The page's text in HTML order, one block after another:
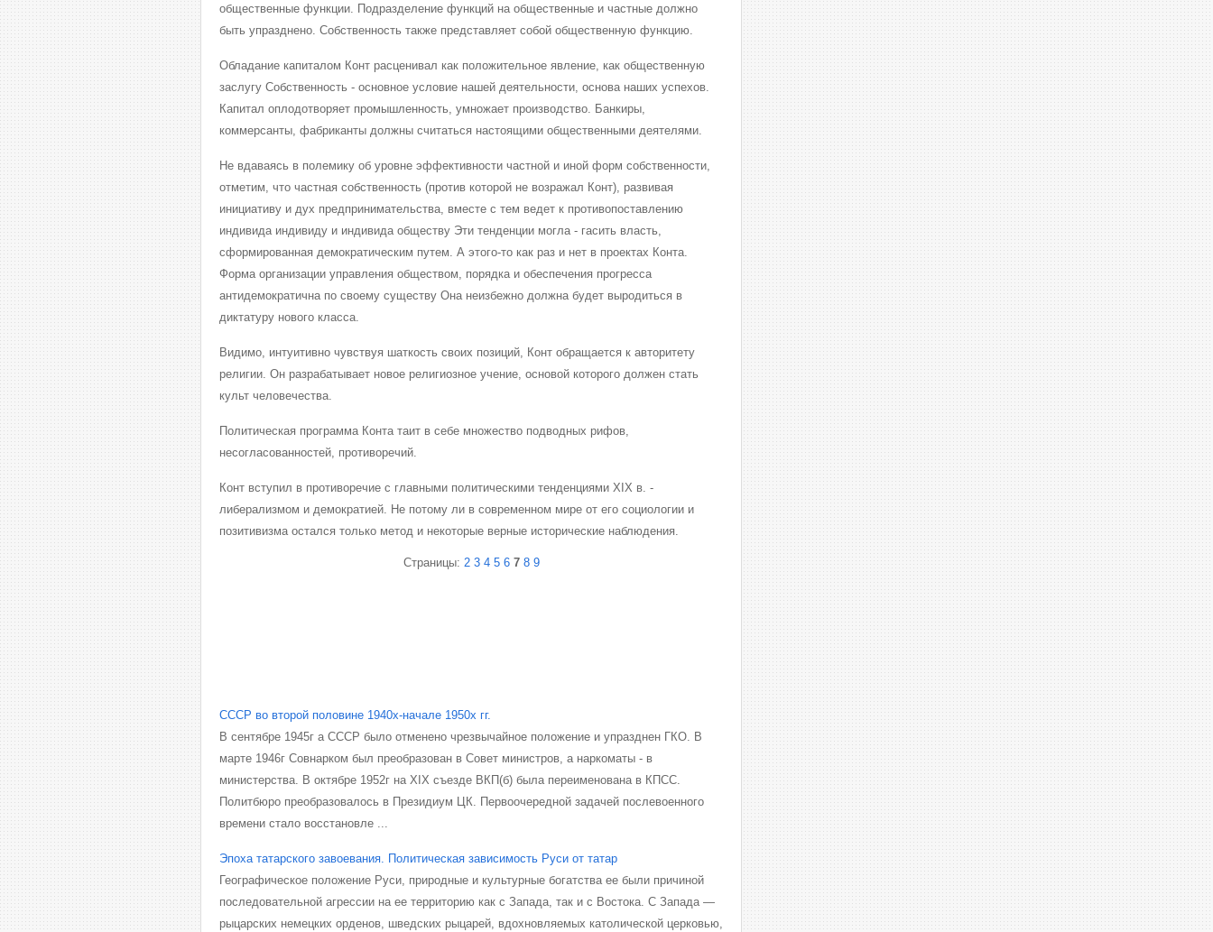
общественные функции. Подразделение функций на общественные и частные должно
быть упразднено. Собственность также представляет собой общественную функцию.
Обладание капиталом Конт расценивал как положительное явление, как общественную
заслугу Собственность - основное условие нашей деятельности, основа наших успехов.
Капитал оплодотворяет промышленность, умножает производство. Банкиры,
коммерсанты, фабриканты должны считаться настоящими общественными деятелями.
Не вдаваясь в полемику об уровне эффективности частной и иной форм собственности,
отметим, что частная собственность (против которой не возражал Конт), развивая
инициативу и дух предпринимательства, вместе с тем ведет к противопоставлению
индивида индивиду и индивида обществу Эти тенденции могла - гасить власть,
сформированная демократическим путем. А этого-то как раз и нет в проектах Конта.
Форма организации управления обществом, порядка и обеспечения прогресса
антидемократична по своему существу Она неизбежно должна будет выродиться в
диктатуру нового класса.
Видимо, интуитивно чувствуя шаткость своих позиций, Конт обращается к авторитету
религии. Он разрабатывает новое религиозное учение, основой которого должен стать
культ человечества.
Политическая программа Конта таит в себе множество подводных рифов,
несогласованностей, противоречий.
Конт вступил в противоречие с главными политическими тенденциями XIX в. -
либерализмом и демократией. Не потому ли в современном мире от его социологии и
позитивизма остался только метод и некоторые верные исторические наблюдения.
Страницы: 2 3 4 5 6 7 8 9
СССР во второй половине 1940х-начале 1950х гг.
В сентябре 1945г а СССР было отменено чрезвычайное положение и упразднен ГКО. В
марте 1946г Совнарком был преобразован в Совет министров, а наркоматы - в
министерства. В октябре 1952г на XIX съезде ВКП(б) была переименована в КПСС.
Политбюро преобразовалось в Президиум ЦК. Первоочередной задачей послевоенного
времени стало восстановле ...
Эпоха татарского завоевания. Политическая зависимость Руси от татар
Географическое положение Руси, природные и куль­турные богатства ее были причиной
последовательной агрессии на ее территорию как с Запада, так и с Востока. С Запада —
рыцарских немецких орденов, шведских рыцарей, вдохновляемых католической церковью,